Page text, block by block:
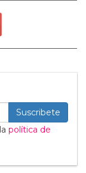
Suscribete
política de